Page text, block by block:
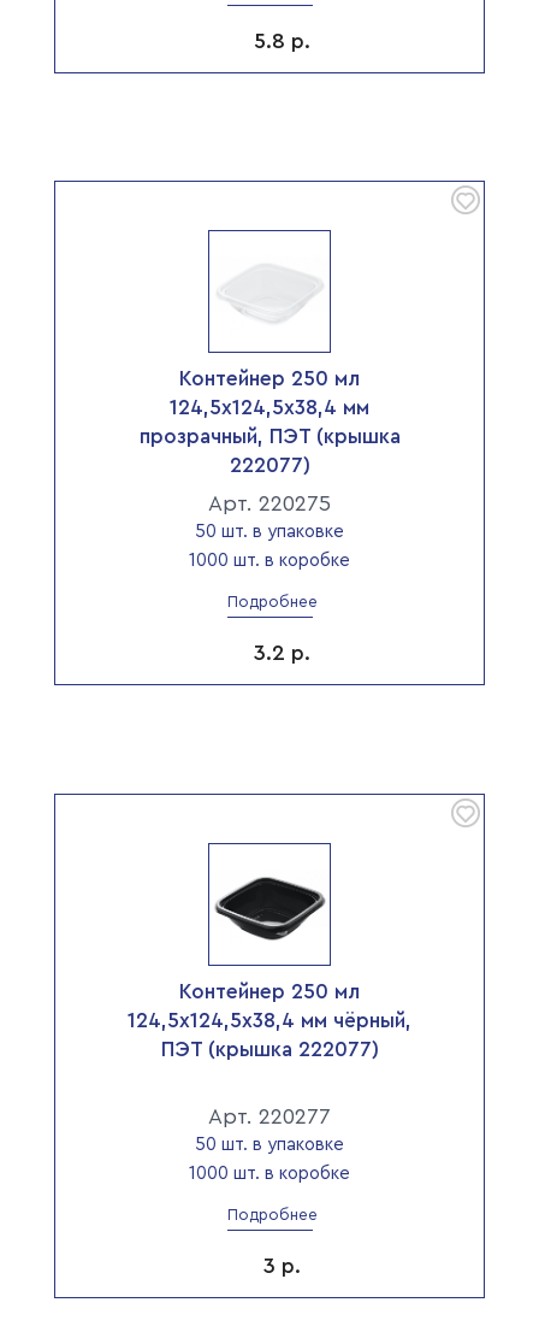
5.8 р.
Контейнер 250 мл
124,5х124,5х38,4 мм
прозрачный, ПЭТ (крышка
222077)
Арт. 220275
50 шт. в упаковке
1000 шт. в коробке
Подробнее
3.2 р.
Контейнер 250 мл
124,5х124,5х38,4 мм чёрный,
ПЭТ (крышка 222077)
Арт. 220277
50 шт. в упаковке
1000 шт. в коробке
Подробнее
3 р.